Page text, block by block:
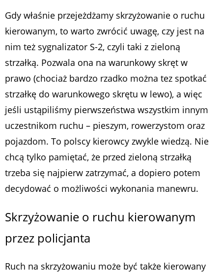
Gdy właśnie przejeżdżamy skrzyżowanie o ruchu
kierowanym, to warto zwrócić uwagę, czy jest na
nim też sygnalizator S-2, czyli taki z zieloną
strzałką. Pozwala ona na warunkowy skręt w
prawo (chociaż bardzo rzadko można tez spotkać
strzałkę do warunkowego skrętu w lewo), a więc
jeśli ustąpiliśmy pierwszeństwa wszystkim innym
uczestnikom ruchu – pieszym, rowerzystom oraz
pojazdom. To polscy kierowcy zwykle wiedzą. Nie
chcą tylko pamiętać, że przed zieloną strzałką
trzeba się najpierw zatrzymać, a dopiero potem
decydować o możliwości wykonania manewru.
Skrzyżowanie o ruchu kierowanym
przez policjanta
Ruch na skrzyżowaniu może być także kierowany